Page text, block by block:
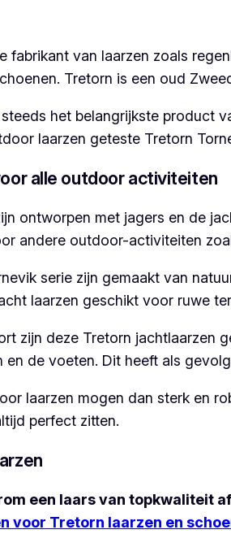
fabrikant van laarzen zoals
Tretorn is een oud
het belangrijkste product
laarzen geteste Tretorn
alle outdoor activiteiten
ontworpen met jagers en de
andere outdoor-activiteiten
serie zijn gemaakt van
laarzen geschikt voor ruwe
zijn deze Tretorn jachtlaarzen
en de voeten. Dit heeft als
laarzen mogen dan sterk en
perfect zitten.
een laars van topkwaliteit
voor Tretorn laarzen en